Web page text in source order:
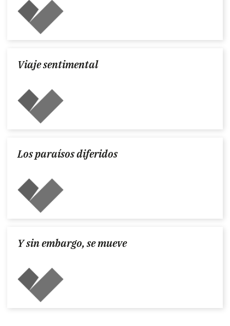
Viaje sentimental
Los paraísos diferidos
Y sin embargo, se mueve